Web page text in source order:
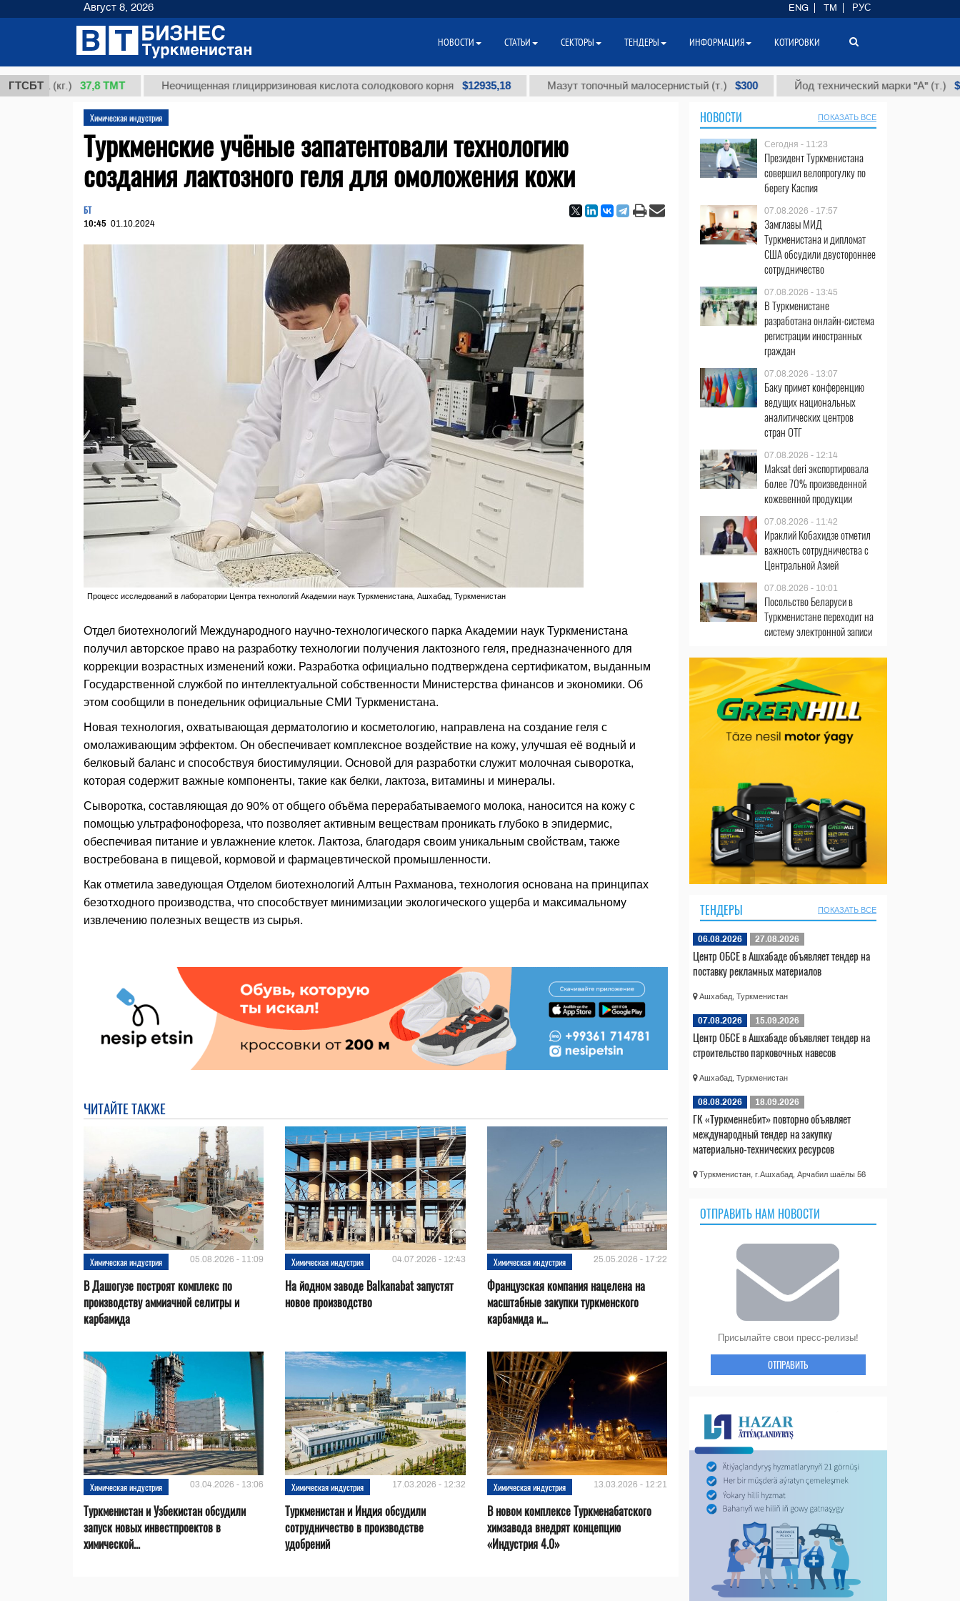
ГТСБТ
1 (кг.) 37,8 ТМТ Неочищенная глицирризиновая кислота солодкового корня $12935,18 Мазут топочный малосернистый (т.) $300 Йод технический марки "А" (т.) $86 000
Химическая индустрия
Туркменские учёные запатентовали технологию
создания лактозного геля для омоложения кожи
БТ
10:45 01.10.2024
Процесс исследований в лаборатории Центра технологий Академии наук Туркменистана, Ашхабад, Туркменистан
Отдел биотехнологий Международного научно-технологического парка Академии наук Туркменистана
получил авторское право на разработку технологии получения лактозного геля, предназначенного для
коррекции возрастных изменений кожи. Разработка официально подтверждена сертификатом, выданным
Государственной службой по интеллектуальной собственности Министерства финансов и экономики. Об
этом сообщили в понедельник официальные СМИ Туркменистана.
Новая технология, охватывающая дерматологию и косметологию, направлена на создание геля с
омолаживающим эффектом. Он обеспечивает комплексное воздействие на кожу, улучшая её водный и
белковый баланс и способствуя биостимуляции. Основой для разработки служит молочная сыворотка,
которая содержит важные компоненты, такие как белки, лактоза, витамины и минералы.
Сыворотка, составляющая до 90% от общего объёма перерабатываемого молока, наносится на кожу с
помощью ультрафонофореза, что позволяет активным веществам проникать глубоко в эпидермис,
обеспечивая питание и увлажнение клеток. Лактоза, благодаря своим уникальным свойствам, также
востребована в пищевой, кормовой и фармацевтической промышленности.
Как отметила заведующая Отделом биотехнологий Алтын Рахманова, технология основана на принципах
безотходного производства, что способствует минимизации экологического ущерба и максимальному
извлечению полезных веществ из сырья.
ЧИТАЙТЕ ТАКЖЕ
Химическая индустрия 05.08.2026 - 11:09
В Дашогузе построят комплекс по
производству аммиачной селитры и
карбамида
Химическая индустрия 04.07.2026 - 12:43
На йодном заводе Balkanabat запустят
новое производство
Химическая индустрия 25.05.2026 - 17:22
Французская компания нацелена на
масштабные закупки туркменского
карбамида и...
Химическая индустрия 03.04.2026 - 13:06
Туркменистан и Узбекистан обсудили
запуск новых инвестпроектов в
химической...
Химическая индустрия 17.03.2026 - 12:32
Туркменистан и Индия обсудили
сотрудничество в производстве
удобрений
Химическая индустрия 13.03.2026 - 12:21
В новом комплексе Туркменабатского
химзавода внедрят концепцию
«Индустрия 4.0»
НОВОСТИ ПОКАЗАТЬ ВСЕ
Сегодня - 11:23
Президент Туркменистана
совершил велопрогулку по
берегу Каспия
07.08.2026 - 17:57
Замглавы МИД
Туркменистана и дипломат
США обсудили двустороннее
сотрудничество
07.08.2026 - 13:45
В Туркменистане
разработана онлайн-система
регистрации иностранных
граждан
07.08.2026 - 13:07
Баку примет конференцию
ведущих национальных
аналитических центров
стран ОТГ
07.08.2026 - 12:14
Maksat deri экспортировала
более 70% произведенной
кожевенной продукции
07.08.2026 - 11:42
Ираклий Кобахидзе отметил
важность сотрудничества с
Центральной Азией
07.08.2026 - 10:01
Посольство Беларуси в
Туркменистане переходит на
систему электронной записи
ТЕНДЕРЫ ПОКАЗАТЬ ВСЕ
06.08.2026 27.08.2026
Центр ОБСЕ в Ашхабаде объявляет тендер на
поставку рекламных материалов
Ашхабад, Туркменистан
07.08.2026 15.09.2026
Центр ОБСЕ в Ашхабаде объявляет тендер на
строительство парковочных навесов
Ашхабад, Туркменистан
08.08.2026 18.09.2026
ГК «Туркменнебит» повторно объявляет
международный тендер на закупку
материально-технических ресурсов
Туркменистан, г.Ашхабад, Арчабил шаёлы 56
ОТПРАВИТЬ НАМ НОВОСТИ
Присылайте свои пресс-релизы!
ОТПРАВИТЬ
Август 8, 2026 ENG TM РУС
НОВОСТИ СТАТЬИ СЕКТОРЫ ТЕНДЕРЫ ИНФОРМАЦИЯ КОТИРОВКИ